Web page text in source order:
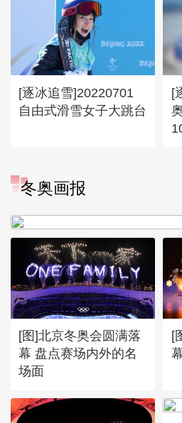
[逐冰追雪]20220701
自由式滑雪女子大跳台
[
冬奥画报
[图]冬奥会冬残奥会表彰大
[图]北京冬奥会圆满落
幕 盘点赛场内外的名
场面
[